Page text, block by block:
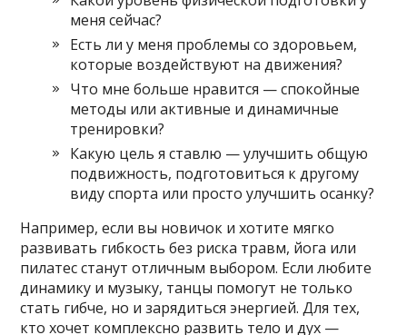
меня сейчас?
Есть ли у меня проблемы со здоровьем,
которые воздействуют на движения?
Что мне больше нравится — спокойные
методы или активные и динамичные
тренировки?
Какую цель я ставлю — улучшить общую
подвижность, подготовиться к другому
виду спорта или просто улучшить осанку?
Например, если вы новичок и хотите мягко
развивать гибкость без риска травм, йога или
пилатес станут отличным выбором. Если любите
динамику и музыку, танцы помогут не только
стать гибче, но и зарядиться энергией. Для тех,
кто хочет комплексно развить тело и дух —